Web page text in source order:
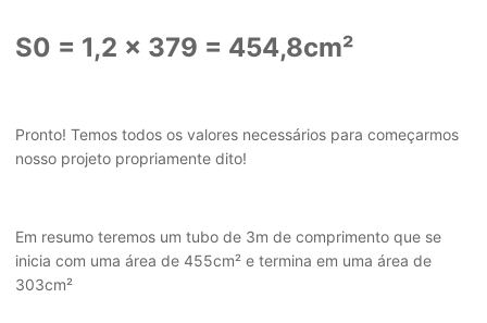
S0 = 1,2 x 379 = 454,8cm²
Pronto! Temos todos os valores necessários para começarmos
nosso projeto propriamente dito!
Em resumo teremos um tubo de 3m de comprimento que se
inicia com uma área de 455cm² e termina em uma área de
303cm²